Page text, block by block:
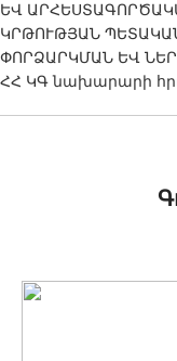
ԵՎ
ԿՐԹՈՒԹՅԱՆ
ՓՈՐՁԱՐԿՄԱՆ ԵՎ
ՀՀ ԿԳ նախարարի